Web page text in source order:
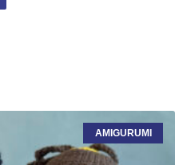
AMIGURUMI